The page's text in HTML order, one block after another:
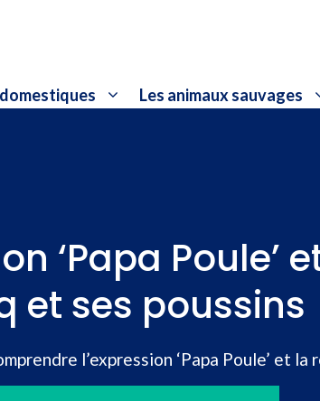
Les animaux sauvages
‘Papa Poule’
et ses poussins
l’expression ‘Papa Poule’ et